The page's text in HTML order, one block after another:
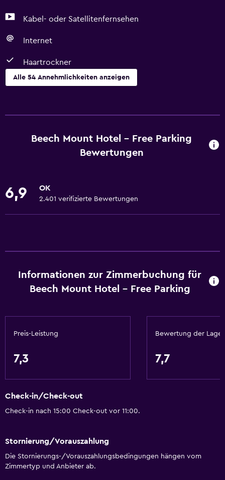
Kabel- oder Satellitenfernsehen
Internet
Haartrockner
Alle 54 Annehmlichkeiten anzeigen
Gesamte Wohneinheit im Erdgeschoss
Gesamte Wohneinheit barrierefrei
Nichtraucherzimmer
Federloses Kissen
Wesentliches
Gratis WLAN
Handtücher
Feuerlöscher
Bad
Dusche
Beech Mount Hotel - Free Parking
Bewertungen
6,9 OK
2.401 verifizierte Bewertungen
Informationen zur Zimmerbuchung für
Beech Mount Hotel - Free Parking
Preis-Leistung
7,3
Bewertung der Lage
7,7
Check-in/Check-out
Check-in nach 15:00 Check-out vor 11:00.
Stornierung/Vorauszahlung
Die Stornierungs-/Vorauszahlungsbedingungen hängen vom
Zimmertyp und Anbieter ab.